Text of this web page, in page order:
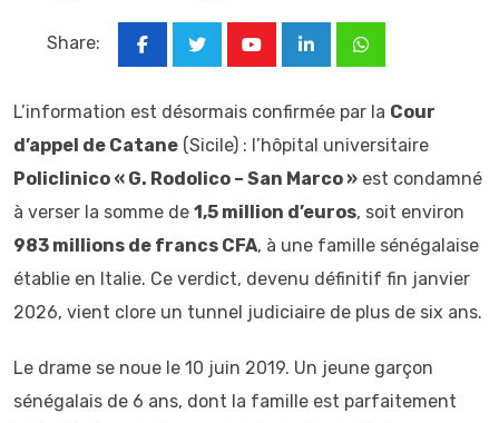
Share:
LinkedInWhatsapp
L’information est désormais confirmée par la Cour
d’appel de Catane (Sicile) : l’hôpital universitaire
Policlinico « G. Rodolico – San Marco » est condamné
à verser la somme de 1,5 million d’euros, soit environ
983 millions de francs CFA, à une famille sénégalaise
établie en Italie. Ce verdict, devenu définitif fin janvier
2026, vient clore un tunnel judiciaire de plus de six ans.
Le drame se noue le 10 juin 2019. Un jeune garçon
sénégalais de 6 ans, dont la famille est parfaitement